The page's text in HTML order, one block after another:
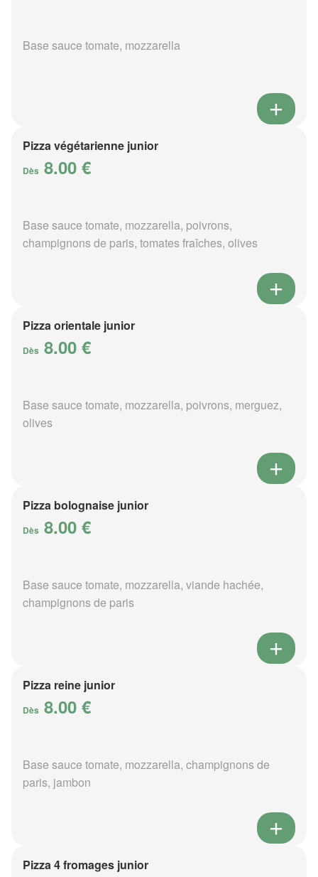
Base sauce tomate, mozzarella
Pizza végétarienne junior
Dès 8.00 €
Base sauce tomate, mozzarella, poivrons,
champignons de paris, tomates fraîches, olives
Pizza orientale junior
Dès 8.00 €
Base sauce tomate, mozzarella, poivrons, merguez,
olives
Pizza bolognaise junior
Dès 8.00 €
Base sauce tomate, mozzarella, viande hachée,
champignons de paris
Pizza reine junior
Dès 8.00 €
Base sauce tomate, mozzarella, champignons de
paris, jambon
Pizza 4 fromages junior